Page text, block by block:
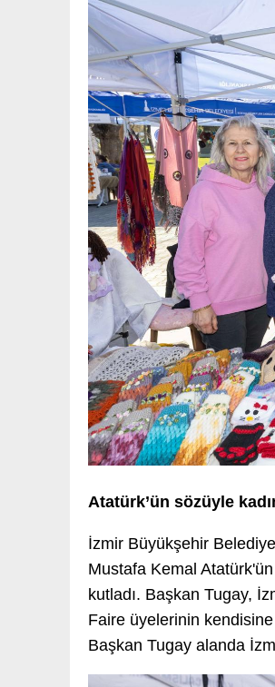
Atatürk’ün sözüyle
İzmir Büyükşehir
Mustafa Kemal
kutladı. Başkan Tugay,
Faire üyelerinin
Başkan Tugay alanda